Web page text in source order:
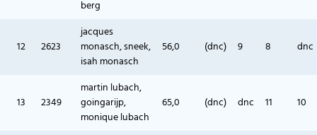
berg
12 2623
jacques
monasch, sneek,
isah monasch
56,0 (dnc) 9 8 dnc
13 2349
martin lubach,
goingarijp,
monique lubach
65,0 (dnc) dnc 11 10